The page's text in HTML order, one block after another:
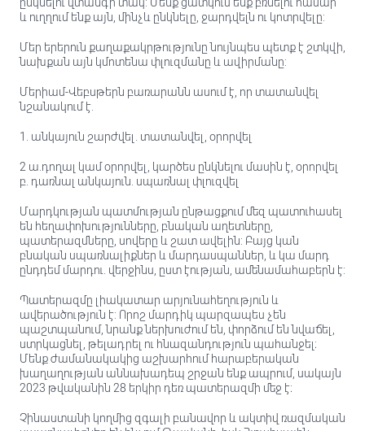
և ուղղում ենք այն, մինչև ընկնելը, ջարդվելն ու կոտրվելը:
Մեր երերուն քաղաքակրթությունը նույնպես պետք է շտկվի,
նախքան այն կմոտենա փլուզմանը և ավիրմանը:
Մերիամ-Վեբսթերն բառարանն ասում է, որ տատանվել
նշանակում է.
1. անկայուն շարժվել. տատանվել, օրորվել
2 ա.դողալ կամ օրորվել, կարծես ընկնելու մասին է, օրորվել
բ. դառնալ անկայուն. սպառնալ փլուզվել
Մարդկության պատմության ընթացքում մեզ պատուհասել
են հեղափոխությունները, բնական աղետները,
պատերազմները, սովերը և շատ ավելին: Բայց կան
բնական սպառնալիքներ և մարդասպաններ, և կա մարդ
ընդդեմ մարդու. վերջինս, ըստ էության, ամենամահաբերն է:
Պատերազմը լիակատար արյունահեղություն և
ավերածություն է: Որոշ մարդիկ պարզապես չեն
պաշտպանում, նրանք ներխուժում են, փորձում են նվաճել,
ստրկացնել, թելադրել ու հնազանդություն պահանջել։
Մենք ժամանակակից աշխարհում հարաբերական
խաղաղության աննախադեպ շրջան ենք ապրում, սակայն
2023 թվականին 28 երկիր դեռ պատերազմի մեջ է։
Չինաստանի կողմից զգալի բանավոր և ակտիվ ռազմական